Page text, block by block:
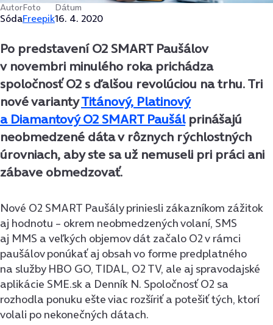
Autor
Sóda
Foto
Freepik
Dátum
16. 4. 2020
Po predstavení O2 SMART Paušálov
v novembri minulého roka prichádza
spoločnosť O2 s ďalšou revolúciou na trhu. Tri
nové variantyTitánový, Platinový
a Diamantový O2 SMART Paušálprinášajú
neobmedzené dáta v rôznych rýchlostných
úrovniach, aby ste sa už nemuseli pri práci ani
zábave obmedzovať.
Nové O2 SMART Paušály priniesli zákazníkom zážitok
aj hodnotu – okrem neobmedzených volaní, SMS
aj MMS a veľkých objemov dát začalo O2 v rámci
paušálov ponúkať aj obsah vo forme predplatného
na služby HBO GO, TIDAL, O2 TV, ale aj spravodajské
aplikácie SME.sk a Denník N. Spoločnosť O2 sa
rozhodla ponuku ešte viac rozšíriť a potešiť tých, ktorí
volali po nekonečných dátach.